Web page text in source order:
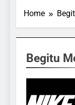
Home
Begitu